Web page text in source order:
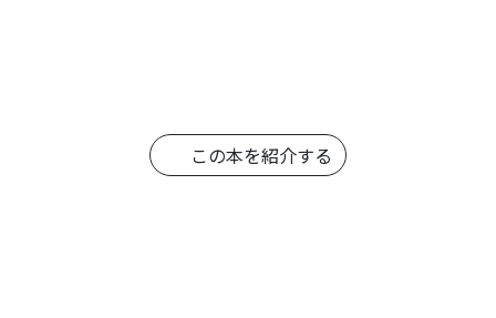
この本を紹介する